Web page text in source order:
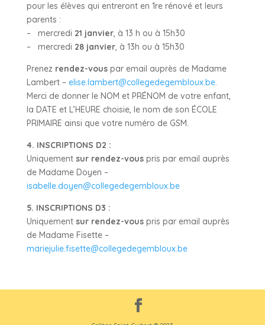
pour les élèves qui entreront en 1re rénové et leurs
parents :
– mercredi 21 janvier, à 13 h ou à 15h30
– mercredi 28 janvier, à 13h ou à 15h30
Prenez rendez-vous par email auprès de Madame
Lambert – elise.lambert@collegedegembloux.be.
Merci de donner le NOM et PRÉNOM de votre enfant,
la DATE et L’HEURE choisie, le nom de son ÉCOLE
PRIMAIRE ainsi que votre numéro de GSM.
4. INSCRIPTIONS D2 :
Uniquement sur rendez-vous pris par email auprès
de Madame Doyen –
isabelle.doyen@collegedegembloux.be
5. INSCRIPTIONS D3 :
Uniquement sur rendez-vous pris par email auprès
de Madame Fisette–
mariejulie.fisette@collegedegembloux.be